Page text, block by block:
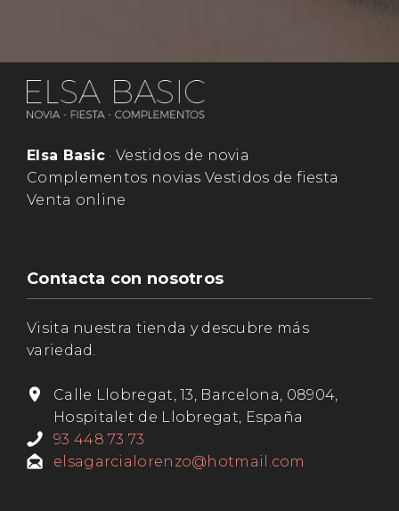
Elsa Basic · Vestidos de novia
Complementos novias Vestidos de fiesta
Venta online
Contacta con nosotros
Visita nuestra tienda y descubre más
variedad.
Calle Llobregat, 13, Barcelona, 08904,
Hospitalet de Llobregat, España
93 448 73 73
elsagarcialorenzo@hotmail.com